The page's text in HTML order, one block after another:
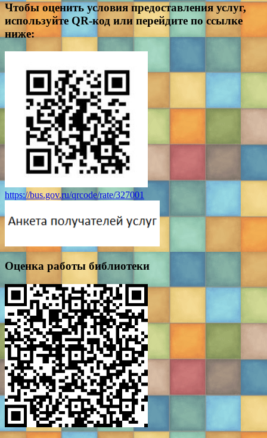
Чтобы оценить условия предоставления услуг,
используйте QR-код или перейдите по ссылке
ниже:
https://bus.gov.ru/qrcode/rate/327001
Оценка работы библиотеки